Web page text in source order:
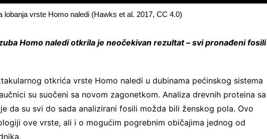
lobanja vrste Homo naledi (Hawks et al. 2017, CC 4.0)
Homo naledi otkrila je neočekivan rezultat – svi pronađeni fosili
otkrića vrste Homo naledi u dubinama pećinskog sistema
su suočeni sa novom zagonetkom. Analiza drevnih proteina sa
da su svi do sada analizirani fosili možda bili ženskog pola. Ovo
ove vrste, ali i o mogućim pogrebnim običajima jednog od